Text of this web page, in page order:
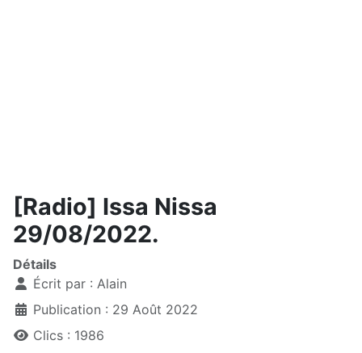
[Radio] Issa Nissa
29/08/2022.
Détails
Écrit par : Alain
Publication : 29 Août 2022
Clics : 1986